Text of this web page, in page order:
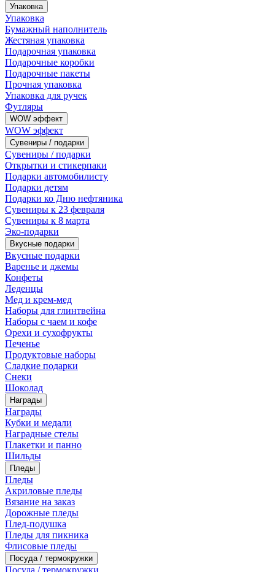
Упаковка
Упаковка
Бумажный наполнитель
Жестяная упаковка
Подарочная упаковка
Подарочные коробки
Подарочные пакеты
Прочная упаковка
Упаковка для ручек
Футляры
WOW эффект
WOW эффект
Сувениры / подарки
Сувениры / подарки
Открытки и стикерпаки
Подарки автомобилисту
Подарки детям
Подарки ко Дню нефтяника
Сувениры к 23 февраля
Сувениры к 8 марта
Эко-подарки
Вкусные подарки
Вкусные подарки
Варенье и джемы
Конфеты
Леденцы
Мед и крем-мед
Наборы для глинтвейна
Наборы с чаем и кофе
Орехи и сухофрукты
Печенье
Продуктовые наборы
Сладкие подарки
Снеки
Шоколад
Награды
Награды
Кубки и медали
Наградные стелы
Плакетки и панно
Шильды
Пледы
Пледы
Акриловые пледы
Вязание на заказ
Дорожные пледы
Плед-подушка
Пледы для пикника
Флисовые пледы
Посуда / термокружки
Посуда / термокружки